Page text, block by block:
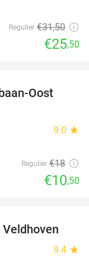
Regulier €31,50
€25,50
42%
Oost
9.0 star
Regulier €18
€10,50
26%
9.4 star